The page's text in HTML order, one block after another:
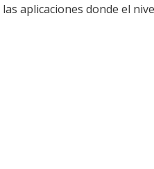
aplicaciones donde el